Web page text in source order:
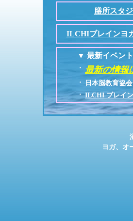
膳所スタ
ILCHIブレインヨ
▼ 最新イベン
・ 最新の情報
・ 日本脳教育協
・ ILCHI ブレイ
ヨガ、 オ